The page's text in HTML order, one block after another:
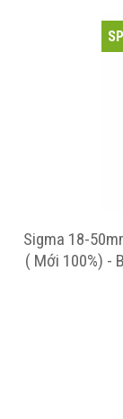
Sigma 18-
( Mới 100%) -